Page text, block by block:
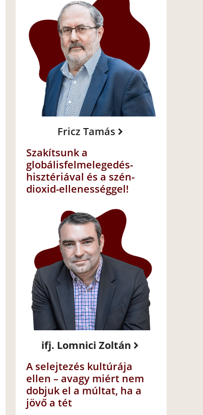
Fricz Tamás
Szakítsunk a
globálisfelmelegedés-
hisztériával és a szén-
dioxid-ellenességgel!
ifj. Lomnici Zoltán
A selejtezés kultúrája
ellen – avagy miért nem
dobjuk el a múltat, ha a
jövő a tét